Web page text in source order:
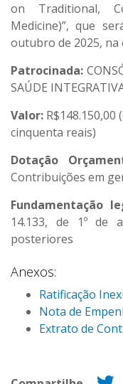
on Traditional,
Medicine)”, que
outubro de 2025, na
Patrocinada:
SAÚDE
Valor:
cinquenta reais)
Dotação
Contribuições em
Fundamentação
14.133, de 1º de
posteriores
Anexos:
Ratificação
Nota de
Extrato de